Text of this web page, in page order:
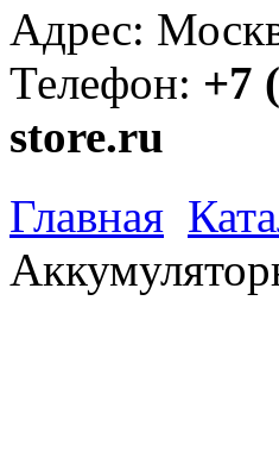
Адрес:
Телефон: +7
store.ru
Главная